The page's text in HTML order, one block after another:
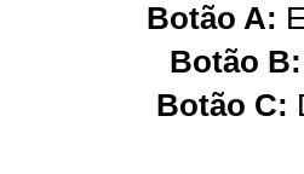
Botão A:
Botão B:
Botão C: